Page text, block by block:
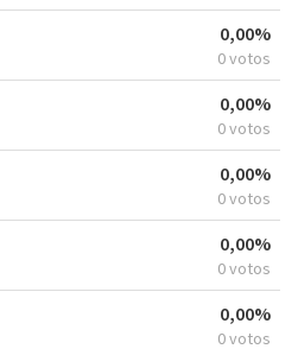
0,00%
0 votos
0,00%
0 votos
0,00%
0 votos
0,00%
0 votos
0,00%
0 votos